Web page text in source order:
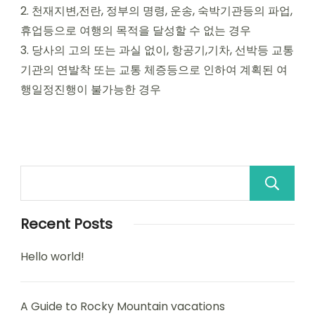
2. 천재지변,전란, 정부의 명령, 운송, 숙박기관등의 파업,
휴업등으로 여행의 목적을 달성할 수 없는 경우
3. 당사의 고의 또는 과실 없이, 항공기,기차, 선박등 교통
기관의 연발착 또는 교통 체증등으로 인하여 계획된 여
행일정진행이 불가능한 경우
Recent Posts
Hello world!
A Guide to Rocky Mountain vacations